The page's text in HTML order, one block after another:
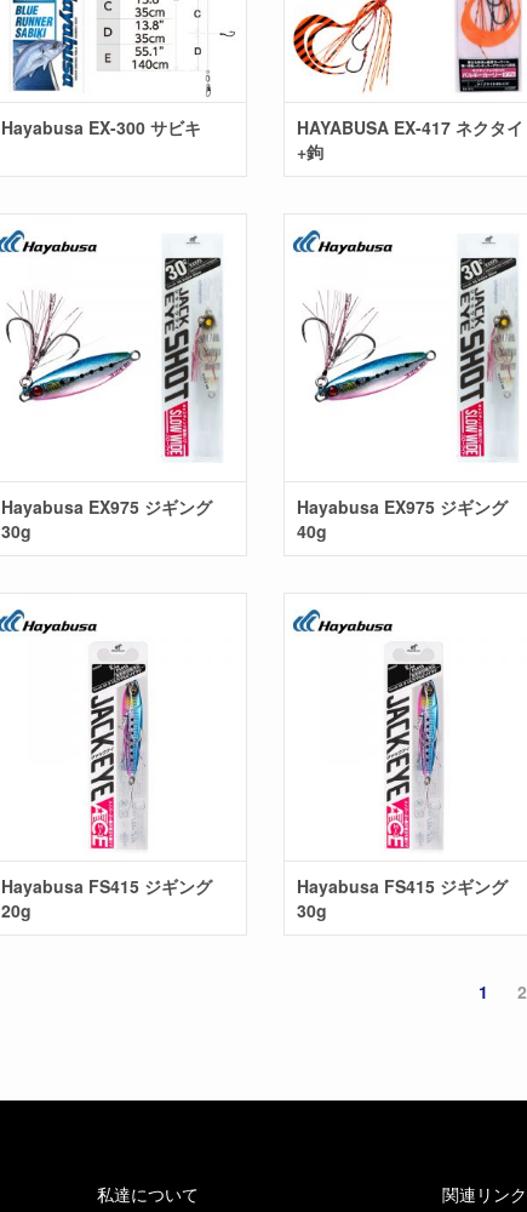
Hayabusa EX-300 サビキ
HAYABUSA EX-417 ネクタイ
+鉤
Hayabusa EX975 ジギング
30g
Hayabusa EX975 ジギング
40g
Hayabusa FS415 ジギング
20g
Hayabusa FS415 ジギング
30g
1 2
私達について 関連リンク